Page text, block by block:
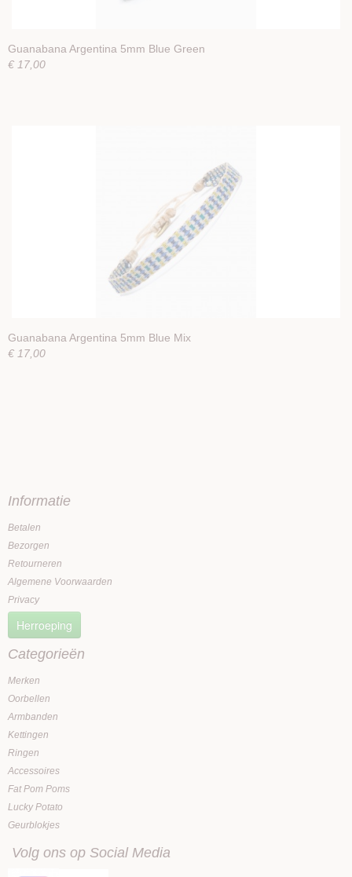
Guanabana Argentina 5mm Blue Green
€ 17,00
Guanabana Argentina 5mm Blue Mix
€ 17,00
Informatie
Betalen
Bezorgen
Retourneren
Algemene Voorwaarden
Privacy
Herroeping
Categorieën
Merken
Oorbellen
Armbanden
Kettingen
Ringen
Accessoires
Fat Pom Poms
Lucky Potato
Geurblokjes
Volg ons op Social Media